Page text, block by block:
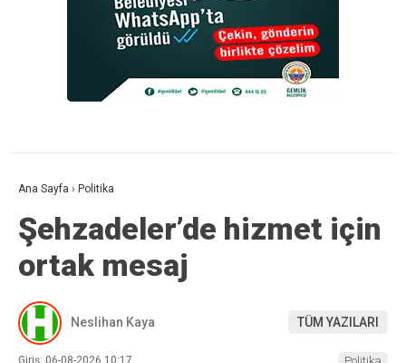
Ana Sayfa › Politika
Şehzadeler’de hizmet için
ortak mesaj
Neslihan Kaya TÜM YAZILARI
Giriş: 06-08-2026 10:17